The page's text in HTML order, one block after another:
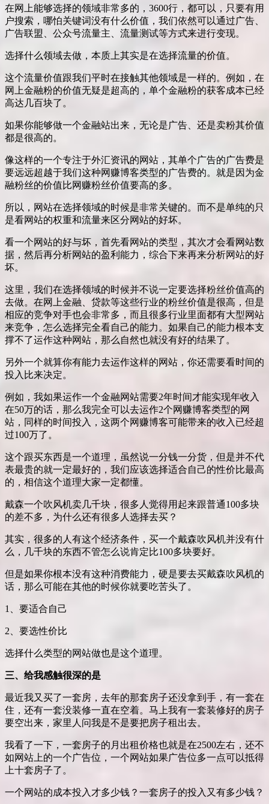
在网上能够选择的领域非常多的，3600行，都可以，只要有用
户搜索，哪怕关键词没有什么价值，我们依然可以通过广告、
广告联盟、公众号流量主、流量测试等方式来进行变现。
选择什么领域去做，本质上其实是在选择流量的价值。
这个流量价值跟我们平时在接触其他领域是一样的。例如，在
网上金融粉的价值无疑是超高的，单个金融粉的获客成本已经
高达几百块了。
如果你能够做一个金融站出来，无论是广告、还是卖粉其价值
都是很高的。
像这样的一个专注于外汇资讯的网站，其单个广告的广告费是
要远远超越于我们这种网赚博客类型的广告费的。就是因为金
融粉丝的价值比网赚粉丝价值要高的多。
所以，网站在选择领域的时候是非常关键的。而不是单纯的只
是看网站的权重和流量来区分网站的好坏。
看一个网站的好与坏，首先看网站的类型，其次才会看网站数
据，然后再分析网站的盈利能力，综合下来再来分析网站的好
坏。
这里，我们在选择领域的时候并不说一定要选择粉丝价值高的
去做。在网上金融、贷款等这些行业的粉丝价值是很高，但是
相应的竞争对手也会非常多，而且很多行业里面都有大型网站
来竞争，怎么选择完全看自己的能力。如果自己的能力根本支
撑不了运作这种网站，那么自然也就没有好的结果了。
另外一个就算你有能力去运作这样的网站，你还需要看时间的
投入比来决定。
例如，我如果运作一个金融网站需要2年时间才能实现年收入
在50万的话，那么我完全可以去运作2个网赚博客类型的网
站，同样的时间投入，这两个网赚博客可能带来的收入已经超
过100万了。
这个跟买东西是一个道理，虽然说一分钱一分货，但是并不代
表最贵的就一定最好的，我们应该选择适合自己的性价比最高
的，相信这个道理大家一定都懂。
戴森一个吹风机卖几千块，很多人觉得用起来跟普通100多块
的差不多，为什么还有很多人选择去买？
其实，很多的人有这个经济条件，买一个戴森吹风机并没有什
么，几千块的东西不管怎么说肯定比100多块要好。
但是如果你根本没有这种消费能力，硬是要去买戴森吹风机的
话，那么可能在其他的时候你就要吃苦头了。
1、要适合自己
2、要选性价比
选择什么类型的网站做也是这个道理。
三、给我感触很深的是
最近我又买了一套房，去年的那套房子还没拿到手，有一套在
住，还有一套没装修一直在空着。马上我有一套装修好的房子
要空出来，家里人问我是不是要把房子租出去。
我看了一下，一套房子的月出租价格也就是在2500左右，还不
如网站上的一个广告位，一个网站如果广告位多一点可以抵得
上十套房子了。
一个网站的成本投入才多少钱？一套房子的投入又有多少钱？